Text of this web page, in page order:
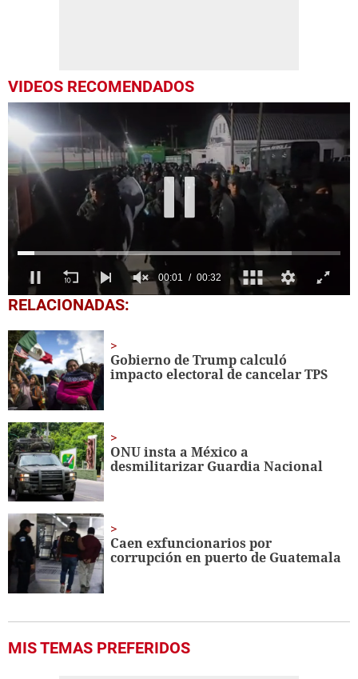
VIDEOS RECOMENDADOS
0
seconds
32
seconds
RELACIONADAS:
Gobierno de Trump calculó
impacto electoral de cancelar TPS
ONU insta a México a
desmilitarizar Guardia Nacional
Caen exfuncionarios por
corrupción en puerto de Guatemala
MIS TEMAS PREFERIDOS